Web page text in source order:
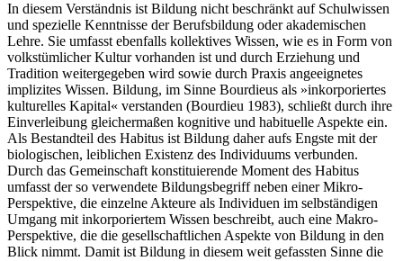
In diesem Verständnis ist Bildung nicht beschränkt auf Schulwissen
und spezielle Kenntnisse der Berufsbildung oder akademischen
Lehre. Sie umfasst ebenfalls kollektives Wissen, wie es in Form von
volkstümlicher Kultur vorhanden ist und durch Erziehung und
Tradition weitergegeben wird sowie durch Praxis angeeignetes
implizites Wissen. Bildung, im Sinne Bourdieus als »inkorporiertes
kulturelles Kapital« verstanden (Bourdieu 1983), schließt durch ihre
Einverleibung gleichermaßen kognitive und habituelle Aspekte ein.
Als Bestandteil des Habitus ist Bildung daher aufs Engste mit der
biologischen, leiblichen Existenz des Individuums verbunden.
Durch das Gemeinschaft konstituierende Moment des Habitus
umfasst der so verwendete Bildungsbegriff neben einer Mikro-
Perspektive, die einzelne Akteure als Individuen im selbständigen
Umgang mit inkorporiertem Wissen beschreibt, auch eine Makro-
Perspektive, die die gesellschaftlichen Aspekte von Bildung in den
Blick nimmt. Damit ist Bildung in diesem weit gefassten Sinne die